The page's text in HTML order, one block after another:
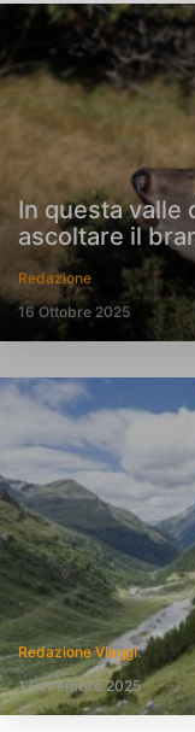
In questa valle
ascoltare il
Redazione
16 Ottobre 2025
Redazione Viaggi
1 Settembre 2025